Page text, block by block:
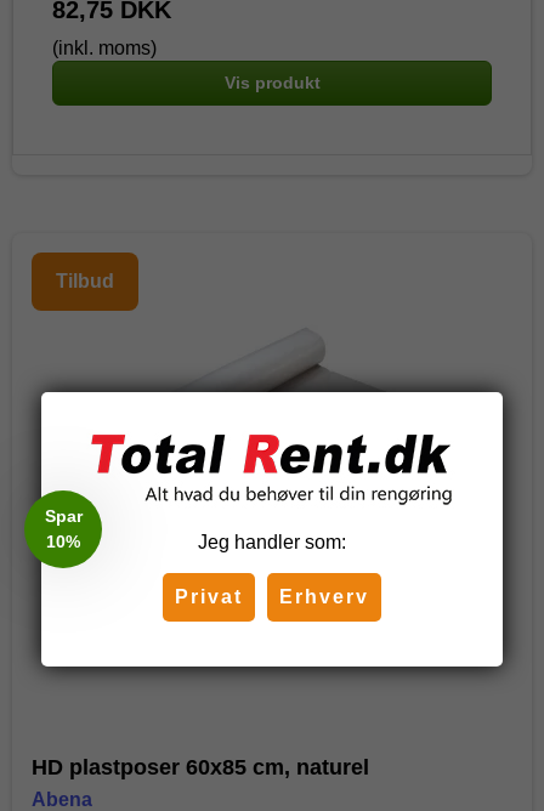
82,75 DKK
(inkl. moms)
Vis produkt
Tilbud
HD plastposer 60x85 cm, naturel
Abena
Jeg handler som:
Privat Erhverv
Spar
10%